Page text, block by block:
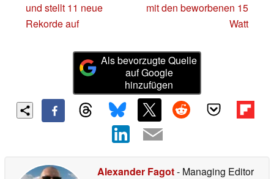
und stellt 11 neue
Rekorde auf
mit den beworbenen 15
Watt
Als bevorzugte Quelle
auf Google
hinzufügen
Alexander Fagot- Managing Editor